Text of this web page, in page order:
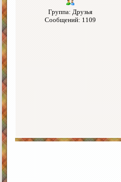
Группа: Друзья
Сообщений: 1109